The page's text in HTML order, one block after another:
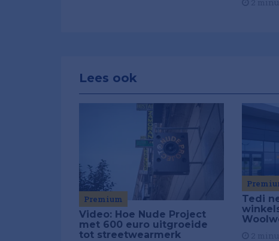
Lees ook
Premium
Video: Hoe Nude Project
met 600 euro uitgroeide
tot streetwearmerk
Tedi